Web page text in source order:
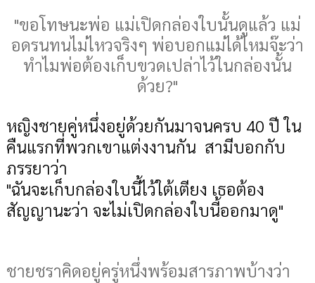
"ขอโทษนะพ่อ แม่เปิดกล่องใบนั้นดูแล้ว แม่
อดรนทนไม่ไหวจริงๆ พ่อบอกแม่ได้ไหมจ๊ะว่า
ทำไมพ่อต้องเก็บขวดเปล่าไว้ในกล่องนั้น
ด้วย?"
หญิงชายคู่หนึ่งอยู่ด้วยกันมาจนครบ 40 ปี ใน
คืนแรกที่พวกเขาแต่งงานกัน สามีบอกกับ
ภรรยาว่า
"ฉันจะเก็บกล่องใบนี้ไว้ใต้เตียง เธอต้อง
สัญญานะว่า จะไม่เปิดกล่องใบนี้ออกมาดู"
ชายชราคิดอยู่ครู่หนึ่งพร้อมสารภาพบ้างว่า